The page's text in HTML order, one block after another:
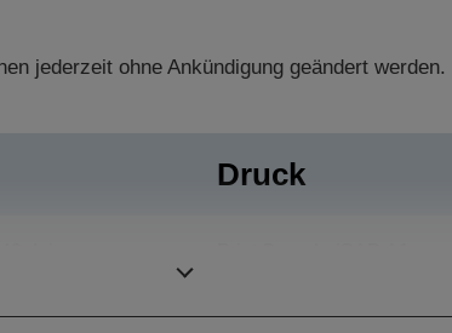
jederzeit ohne Ankündigung geändert werden.
Druck